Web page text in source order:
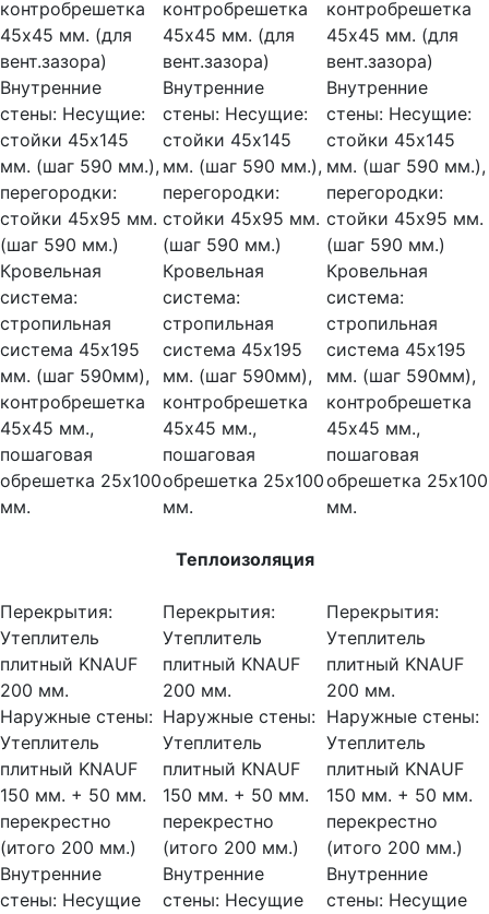
контробрешетка
45х45 мм. (для
вент.зазора)
Внутренние
стены: Несущие:
стойки 45х145
мм. (шаг 590 мм.),
перегородки:
стойки 45х95 мм.
(шаг 590 мм.)
Кровельная
система:
стропильная
система 45х195
мм. (шаг 590мм),
контробрешетка
45х45 мм.,
пошаговая
обрешетка 25х100
мм.
контробрешетка
45х45 мм. (для
вент.зазора)
Внутренние
стены: Несущие:
стойки 45х145
мм. (шаг 590 мм.),
перегородки:
стойки 45х95 мм.
(шаг 590 мм.)
Кровельная
система:
стропильная
система 45х195
мм. (шаг 590мм),
контробрешетка
45х45 мм.,
пошаговая
обрешетка 25х100
мм.
контробрешетка
45х45 мм. (для
вент.зазора)
Внутренние
стены:Несущие:
стойки 45х145
мм. (шаг 590 мм.),
перегородки:
стойки 45х95 мм.
(шаг 590 мм.)
Кровельная
система:
стропильная
система 45х195
мм. (шаг 590мм),
контробрешетка
45х45 мм.,
пошаговая
обрешетка 25х100
мм.
Теплоизоляция
Перекрытия:
Утеплитель
плитный KNAUF
200 мм.
Наружные стены:
Утеплитель
плитный KNAUF
150 мм. + 50 мм.
перекрестно
(итого 200 мм.)
Внутренние
стены: Несущие
Перекрытия:
Утеплитель
плитный KNAUF
200 мм.
Наружные стены:
Утеплитель
плитный KNAUF
150 мм. + 50 мм.
перекрестно
(итого 200 мм.)
Внутренние
стены: Несущие
Перекрытия:
Утеплитель
плитный KNAUF
200 мм.
Наружные стены:
Утеплитель
плитный KNAUF
150 мм. + 50 мм.
перекрестно
(итого 200 мм.)
Внутренние
стены:Несущие